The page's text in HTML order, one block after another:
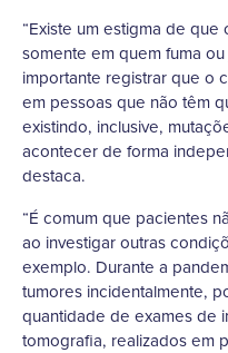
“Existe um estigma de
somente em quem fuma
importante registrar que o
em pessoas que não têm
existindo, inclusive,
acontecer de forma
destaca.
“É comum que pacientes
ao investigar outras
exemplo. Durante a
tumores incidentalmente,
quantidade de exames de
tomografia, realizados em